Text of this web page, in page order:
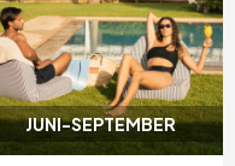
JUNI-SEPTEMBER